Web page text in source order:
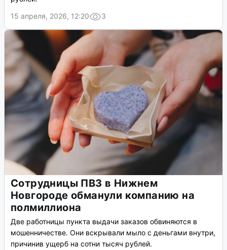
15 апреля, 2026, 12:20
3
Сотрудницы ПВЗ в Нижнем
Новгороде обманули компанию на
полмиллиона
Две работницы пункта выдачи заказов обвиняются в
мошенничестве. Они вскрывали мыло с деньгами внутри,
причинив ущерб на сотни тысяч рублей.